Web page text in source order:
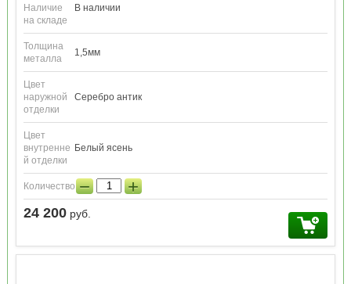
Наличие
на складе
В наличии
Толщина
металла
1,5мм
Цвет
наружной
отделки
Серебро антик
Цвет
внутренне
й отделки
Белый ясень
Количество:− +
24 200 руб.